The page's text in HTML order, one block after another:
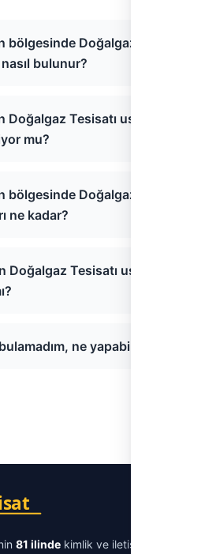
bölgesinde Doğalgaz
bulunur?
Tesisatı ustaları
mu?
bölgesinde Doğalgaz
ne kadar?
Tesisatı ustaları
ne yapabilirim?
81 ilinde kimlik ve iletişim